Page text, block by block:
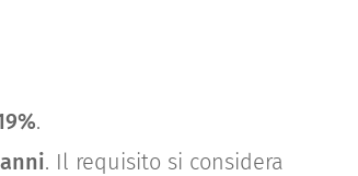
.
. Il requisito si considera